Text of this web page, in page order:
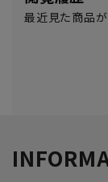
最近見た商品が